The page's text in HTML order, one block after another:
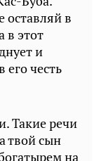
оставляй в
в этот
и
его честь
Такие речи
твой сын
на